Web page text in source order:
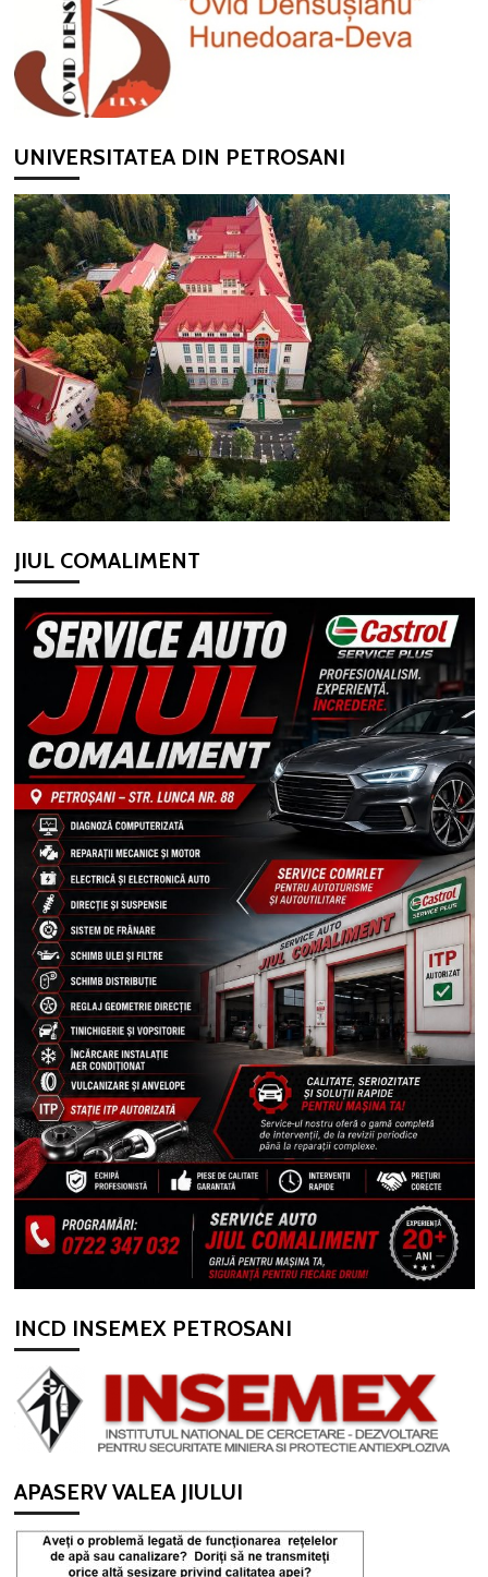
UNIVERSITATEA DIN PETROSANI
JIUL COMALIMENT
INCD INSEMEX PETROSANI
APASERV VALEA JIULUI